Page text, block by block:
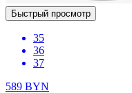
Быстрый просмотр
35
36
37
589 BYN